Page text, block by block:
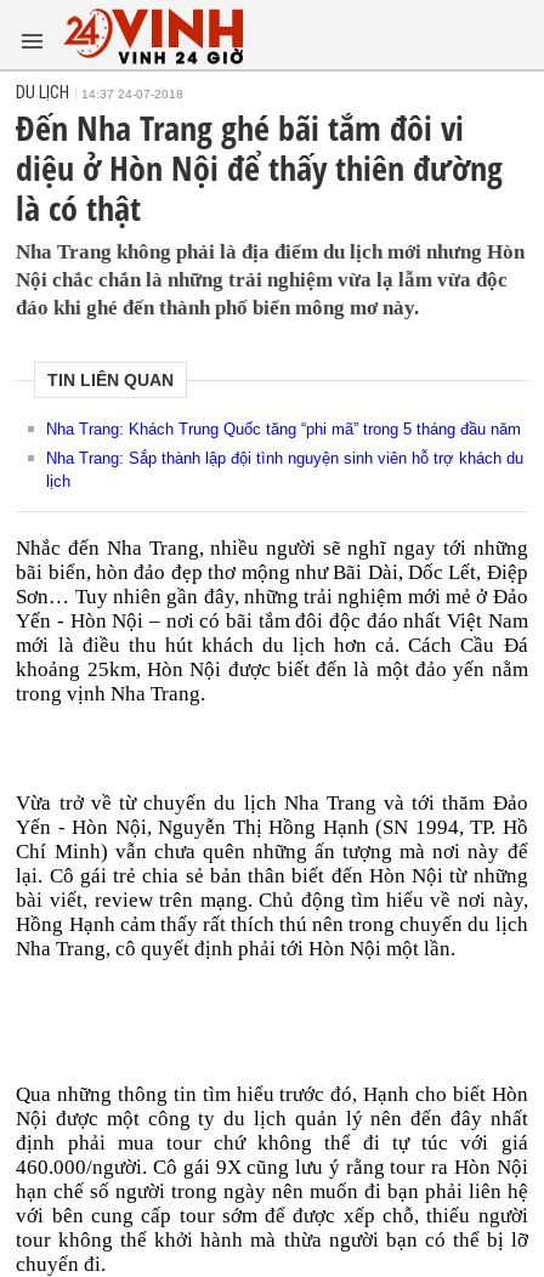
DU LỊCH 14:37 24-07-2018
Đến Nha Trang ghé bãi tắm đôi vi
diệu ở Hòn Nội để thấy thiên đường
là có thật
Nha Trang không phải là địa điểm du lịch mới nhưng Hòn
Nội chắc chắn là những trải nghiệm vừa lạ lẫm vừa độc
đáo khi ghé đến thành phố biển mông mơ này.
TIN LIÊN QUAN
Nha Trang: Khách Trung Quốc tăng “phi mã” trong 5 tháng đầu năm
Nha Trang: Sắp thành lập đội tình nguyện sinh viên hỗ trợ khách du
lịch
Nhắc đến Nha Trang, nhiều người sẽ nghĩ ngay tới những
bãi biển, hòn đảo đẹp thơ mộng như Bãi Dài, Dốc Lết, Điệp
Sơn… Tuy nhiên gần đây, những trải nghiệm mới mẻ ở Đảo
Yến - Hòn Nội – nơi có bãi tắm đôi độc đáo nhất Việt Nam
mới là điều thu hút khách du lịch hơn cả. Cách Cầu Đá
khoảng 25km, Hòn Nội được biết đến là một đảo yến nằm
trong vịnh Nha Trang.
Vừa trở về từ chuyến du lịch Nha Trang và tới thăm Đảo
Yến - Hòn Nội, Nguyễn Thị Hồng Hạnh (SN 1994, TP. Hồ
Chí Minh) vẫn chưa quên những ấn tượng mà nơi này để
lại. Cô gái trẻ chia sẻ bản thân biết đến Hòn Nội từ những
bài viết, review trên mạng. Chủ động tìm hiểu về nơi này,
Hồng Hạnh cảm thấy rất thích thú nên trong chuyến du lịch
Nha Trang, cô quyết định phải tới Hòn Nội một lần.
Qua những thông tin tìm hiểu trước đó, Hạnh cho biết Hòn
Nội được một công ty du lịch quản lý nên đến đây nhất
định phải mua tour chứ không thể đi tự túc với giá
460.000/người. Cô gái 9X cũng lưu ý rằng tour ra Hòn Nội
hạn chế số người trong ngày nên muốn đi bạn phải liên hệ
với bên cung cấp tour sớm để được xếp chỗ, thiếu người
tour không thể khởi hành mà thừa người bạn có thể bị lỡ
chuyến đi.